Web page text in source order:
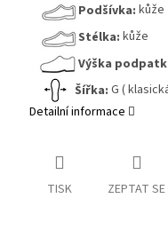
Podšívka: kůže
Stélka: kůže
Výška
Šířka: G (
Detailní informace
TISK ZEPTAT SE